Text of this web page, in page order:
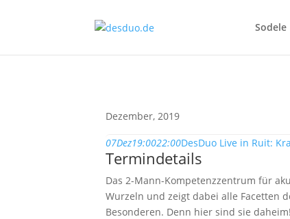
Sodele
Dezember, 2019
07Dez19:0022:00DesDuo Live in Ruit:
Termindetails
Das 2-Mann-Kompetenzzentrum für
Wurzeln und zeigt dabei alle Facetten
Besonderen. Denn hier sind sie